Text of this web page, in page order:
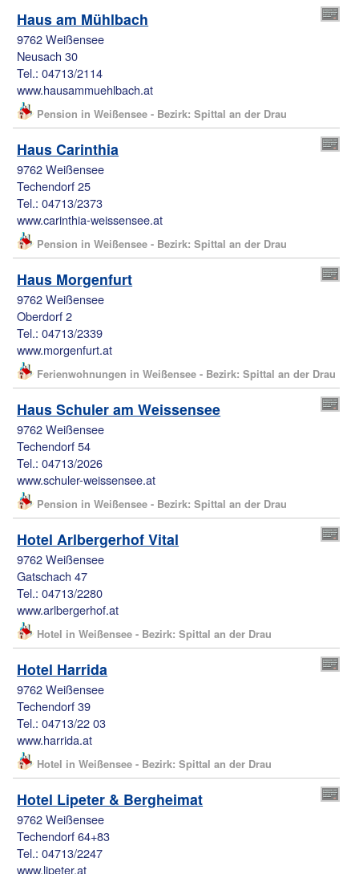
Haus am Mühlbach
9762 Weißensee
Neusach 30
Tel.: 04713/2114
www.hausammuehlbach.at
Pension in Weißensee - Bezirk: Spittal an der Drau
Haus Carinthia
9762 Weißensee
Techendorf 25
Tel.: 04713/2373
www.carinthia-weissensee.at
Pension in Weißensee - Bezirk: Spittal an der Drau
Haus Morgenfurt
9762 Weißensee
Oberdorf 2
Tel.: 04713/2339
www.morgenfurt.at
Ferienwohnungen in Weißensee - Bezirk: Spittal an der Drau
Haus Schuler am Weissensee
9762 Weißensee
Techendorf 54
Tel.: 04713/2026
www.schuler-weissensee.at
Pension in Weißensee - Bezirk: Spittal an der Drau
Hotel Arlbergerhof Vital
9762 Weißensee
Gatschach 47
Tel.: 04713/2280
www.arlbergerhof.at
Hotel in Weißensee - Bezirk: Spittal an der Drau
Hotel Harrida
9762 Weißensee
Techendorf 39
Tel.: 04713/22 03
www.harrida.at
Hotel in Weißensee - Bezirk: Spittal an der Drau
Hotel Lipeter & Bergheimat
9762 Weißensee
Techendorf 64+83
Tel.: 04713/2247
www.lipeter.at